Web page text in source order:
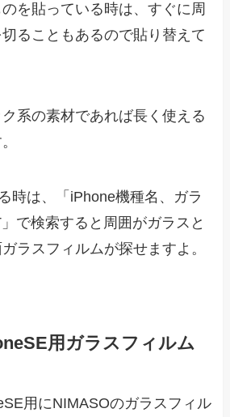
を貼っている時は、すぐに周
ることもあるので貼り替えて
系の素材であれば長く使える
時は、「iPhone機種名、ガラ
で検索すると周囲がガラスと
ラスフィルムが探せますよ。
用ガラスフィルム
用にNIMASOのガラスフィル